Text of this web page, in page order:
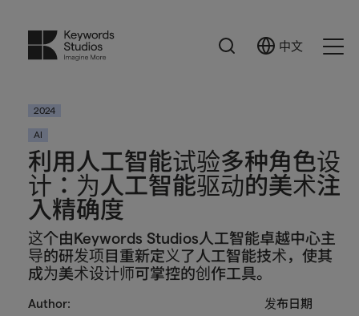
搜
Select
中文
2024
AI
利用人工智能试验多种角色设
计：为人工智能驱动的美术注
入精确度
这个由Keywords Studios人工智能卓越中心主
导的研发项目重新定义了人工智能技术，使其
成为美术设计师可掌控的创作工具。
Author:
发布日期